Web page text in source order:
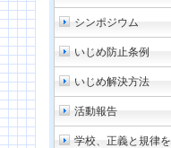
シンポジウム
いじめ防止条例
いじめ解決方法
活動報告
学校、正義と規律を